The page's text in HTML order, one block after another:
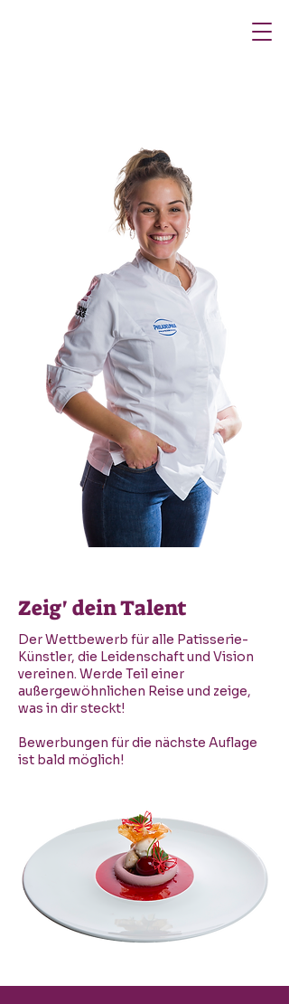
Zeig' dein Talent
Der Wettbewerb für alle Patisserie-
Künstler, die Leidenschaft und Vision
vereinen. Werde Teil einer
außergewöhnlichen Reise und zeige,
was in dir steckt!
Bewerbungen für die nächste Auflage
ist bald möglich!